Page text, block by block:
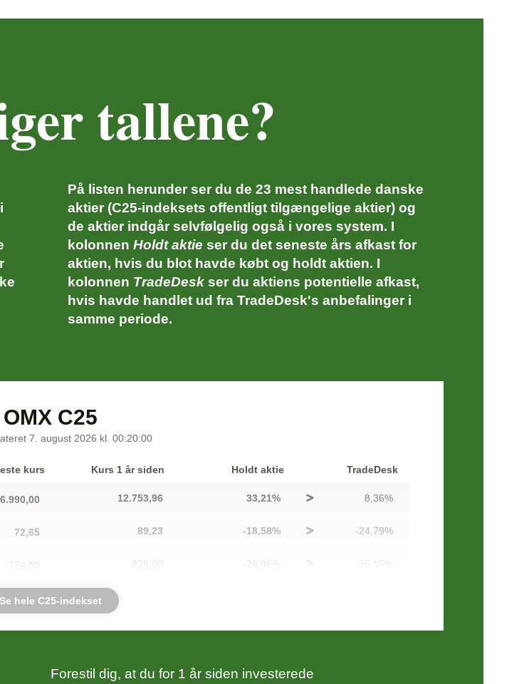
tallene?
På listen herunder ser du de 23 mest handlede danske
aktier (C25-indeksets offentligt tilgængelige aktier) og
de aktier indgår selvfølgelig også i vores system. I
kolonnen Holdt aktie ser du det seneste års afkast for
aktien, hvis du blot havde købt og holdt aktien. I
kolonnen TradeDesk ser du aktiens potentielle afkast,
hvis havde handlet ud fra TradeDesk's anbefalinger i
samme periode.
OMX C25
7. august 2026 kl. 00:20:00
kurs Kurs 1 år siden Holdt aktie TradeDesk
12.753,96 33,21% 8,36%
72,65 89,23 -18,58% -24,79%
954,20
424,50 564,59 -24,81% -11,18%
Se hele C25-indekset
Forestil dig, at du for 1 år siden investerede